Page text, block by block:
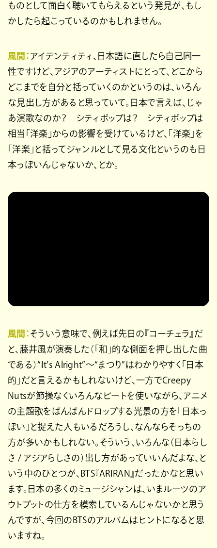
ものとして面白く聴いてもらえるという発見が、もし
かしたら起こっているのかもしれません。
風間： アイデンティティ、日本語に直したら自己同一
性ですけど、アジアのアーティストにとって、どこから
どこまでを自分と括っていくのかというのは、いろん
な見出し方があると思っていて。日本で言えば、じゃ
あ演歌なのか？ シティポップは？ シティポップは
相当「洋楽」からの影響を受けているけど、「洋楽」を
「洋楽」と括ってジャンルとして見る文化というのも日
本っぽいんじゃないか、とか。
https://www.youtube.com/watch?
風間： そういう意味で、例えば先日の『コーチェラ』だ
と、藤井風が演奏した（「和」的な側面を押し出した曲
である）“It’s Alright”〜“まつり”はわかりやすく「日本
的」だと言えるかもしれないけど、一方でCreepy
Nutsが節操なくいろんなビートを使いながら、アニメ
の主題歌をばんばんドロップする光景の方を「日本っ
ぽい」と捉えた人もいるだろうし、なんならそっちの
方が多いかもしれない。そういう、いろんな（日本らし
さ / アジアらしさの）出し方があっていいんだよな、と
いう中のひとつが、BTS『ARIRAN』だったかなと思い
ます。日本の多くのミュージシャンは、いまルーツのア
ウトプットの仕方を模索しているんじゃないかと思う
んですが、今回のBTSのアルバムはヒントになると思
いますね。